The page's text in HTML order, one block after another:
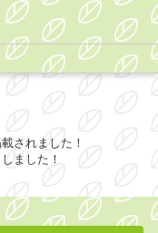
されました！
ました！